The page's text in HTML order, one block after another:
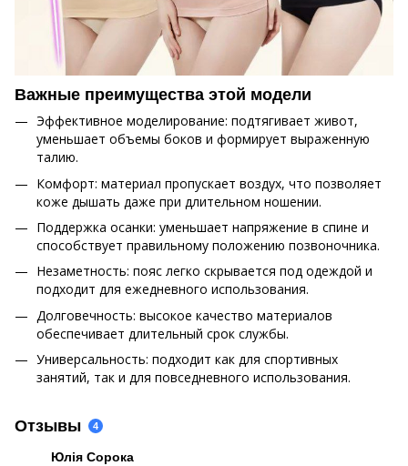
Важные преимущества этой модели
Эффективное моделирование: подтягивает живот,
уменьшает объемы боков и формирует выраженную
талию.
Комфорт: материал пропускает воздух, что позволяет
коже дышать даже при длительном ношении.
Поддержка осанки: уменьшает напряжение в спине и
способствует правильному положению позвоночника.
Незаметность: пояс легко скрывается под одеждой и
подходит для ежедневного использования.
Долговечность: высокое качество материалов
обеспечивает длительный срок службы.
Универсальность: подходит как для спортивных
занятий, так и для повседневного использования.
Отзывы 4
Юлія Сорока